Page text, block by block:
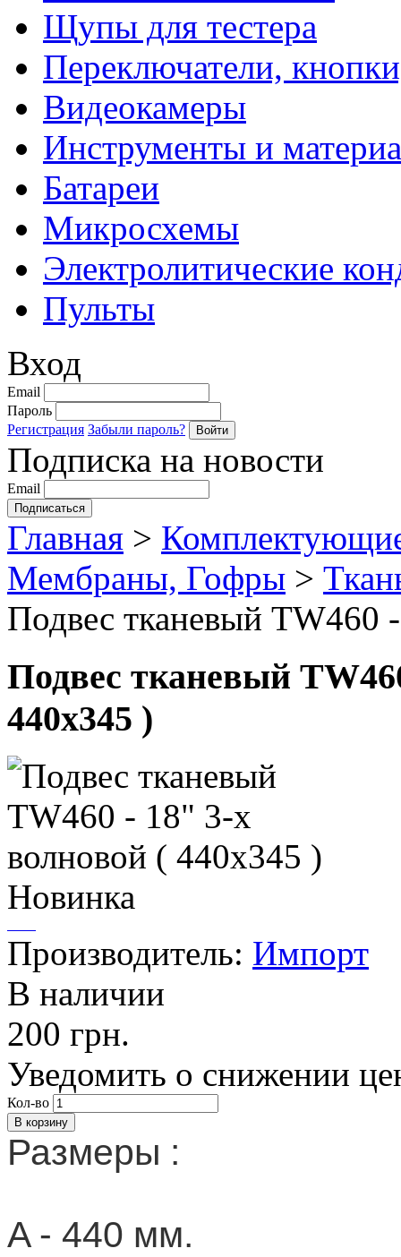
Щупы для тестера
Переключатели,
Видеокамеры
Инструменты и
Батареи
Микросхемы
Электролитические
Пульты
Вход
Email
Пароль
Регистрация Забыли пароль?
Подписка на новости
Email
Главная >
Мембраны, Гофры >
Подвес тканевый TW460
Подвес тканевый
440х345 )
Новинка
Производитель: Импорт
В наличии
200 грн.
Уведомить о снижении
Кол-во
Размеры :
A - 440 мм.